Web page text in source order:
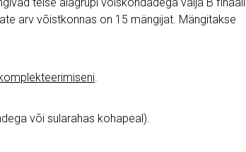
arv võistkonnas on 15 mängijat. Mängitakse
.
või sularahas kohapeal).